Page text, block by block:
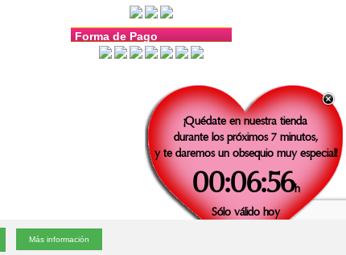
¡Quédate en nuestra tienda
durante los próximos 7 minutos,
y te daremos un obsequio muy especial!
00:06:55h
Sólo válido hoy
Forma de Pago
Más información